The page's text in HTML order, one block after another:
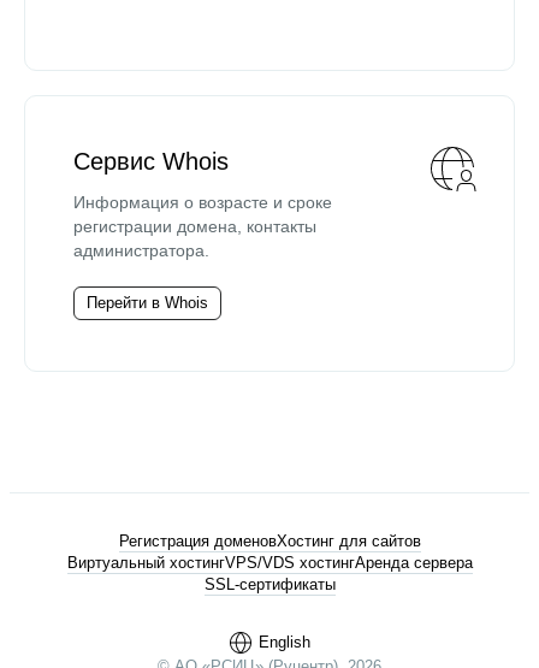
Сервис Whois
Информация о возрасте и сроке
регистрации домена, контакты
администратора.
Перейти в Whois
English
Регистрация доменовХостинг для сайтов
Виртуальный хостингVPS/VDS хостингАренда сервера
SSL-сертификаты